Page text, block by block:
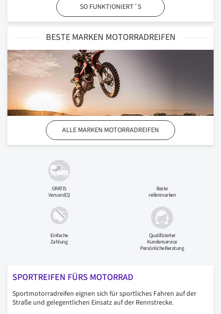
SO FUNKTIONIERT´S
BESTE MARKEN MOTORRADREIFEN
ALLE MARKEN MOTORRADREIFEN
GRATIS
Versand(1)
Beste
reifenmarken
Einfache
Zahlung
Qualifizierter
Kundenservice
Persönliche Beratung
SPORTREIFEN FÜRS MOTORRAD
Sportmotorradreifen eignen sich für sportliches Fahren auf der
Straße und gelegentlichen Einsatz auf der Rennstrecke.